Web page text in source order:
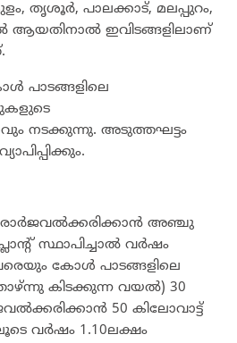
തൃശൂർ, പാലക്കാട്, മലപ്പുറം,
ആയതിനാൽ ഇവിടങ്ങളിലാണ്‌
പാടങ്ങളിലെ
നടക്കുന്നു. അടുത്തഘട്ടം
അഞ്ചു
സ്ഥാപിച്ചാൽ വർഷം
കോൾ പാടങ്ങളിലെ
കിടക്കുന്ന വയൽ) 30
50 കിലോവാട്ട്
വർഷം 1.10ലക്ഷം